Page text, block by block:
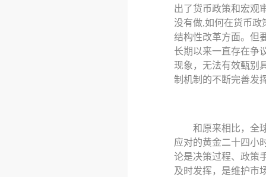
出了货币政策和宏观
没有做,如何在货币政
结构性改革方面。但
长期以来一直存在争
现象，无法有效甄别
制机制的不断完善发
和原来相比，全
应对的黄金二十四小
论是决策过程、政策
及时发挥，是维护市